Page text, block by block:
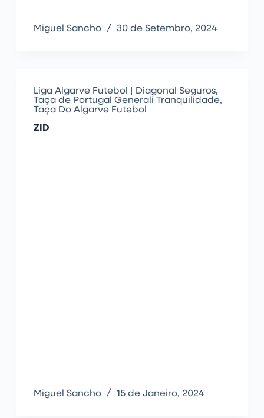
Miguel Sancho 30 de Setembro, 2024
Liga Algarve Futebol | Diagonal Seguros,
Taça de Portugal Generali Tranquilidade,
Taça Do Algarve Futebol
ZID
Miguel Sancho 15 de Janeiro, 2024